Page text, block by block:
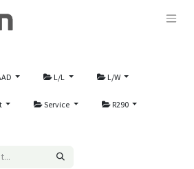
L/L L/W
Service R290